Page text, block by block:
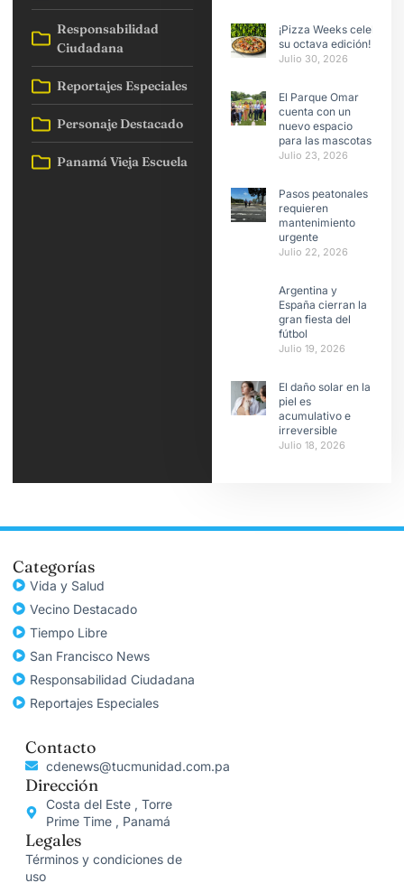
Responsabilidad
Ciudadana
Reportajes Especiales
Personaje Destacado
Panamá Vieja Escuela
¡Pizza Weeks celebra
su octava edición!
Julio 30, 2026
El Parque Omar
cuenta con un
nuevo espacio
para las mascotas
Julio 23, 2026
Pasos peatonales
requieren
mantenimiento
urgente
Julio 22, 2026
Argentina y
España cierran la
gran fiesta del
fútbol
Julio 19, 2026
El daño solar en la
piel es
acumulativo e
irreversible
Julio 18, 2026
Categorías
Vida y Salud
Vecino Destacado
Tiempo Libre
San Francisco News
Responsabilidad Ciudadana
Reportajes Especiales
Contacto
cdenews@tucmunidad.com.pa
Dirección
Costa del Este , Torre
Prime Time , Panamá
Legales
Términos y condiciones de
uso